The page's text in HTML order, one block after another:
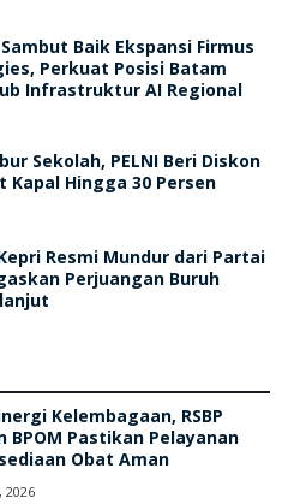
Baik Ekspansi Firmus
Perkuat Posisi Batam
Infrastruktur AI Regional
Sekolah, PELNI Beri Diskon
Hingga 30 Persen
Kepri Resmi Mundur dari Partai
Perjuangan Buruh
Kelembagaan, RSBP
BPOM Pastikan Pelayanan
Obat Aman
2026